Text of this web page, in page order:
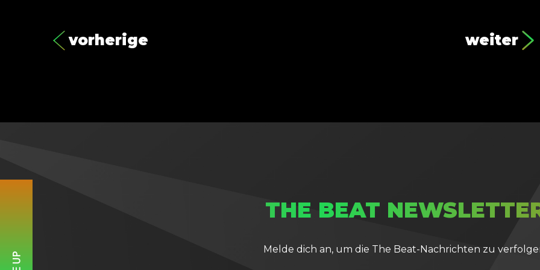
weiter
vorherige
THE BEAT
Melde dich an, um die The Beat-Nachrichten zu